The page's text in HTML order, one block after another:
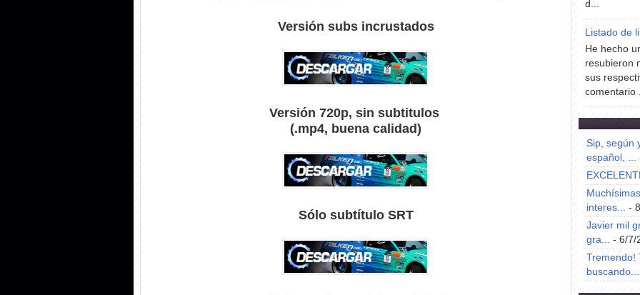
Versión subs incrustados
Versión 720p, sin subtitulos
(.mp4, buena calidad)
Sólo subtítulo SRT
d...
Listado de
He hecho
resubieron
sus
comentario
Sip, según
español, ...
interes... -
Javier mil
gra... - 6/7/
Tremendo!
buscando...